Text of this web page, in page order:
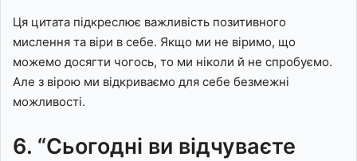
Ця цитата підкреслює важливість позитивного
мислення та віри в себе. Якщо ми не віримо, що
можемо досягти чогось, то ми ніколи й не спробуємо.
Але з вірою ми відкриваємо для себе безмежні
можливості.
6. “Сьогодні ви відчуваєте